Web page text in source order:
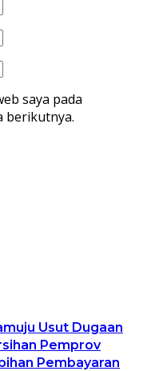
saya pada
berikutnya.
Usut Dugaan
Pemprov
Pembayaran